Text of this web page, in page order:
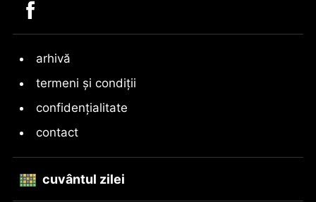
arhivă
termeni și condiții
confidențialitate
contact
cuvântul zilei